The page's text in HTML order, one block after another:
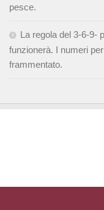
pesce.
La regola del 3-6-9-
funzionerà. I numeri
frammentato.